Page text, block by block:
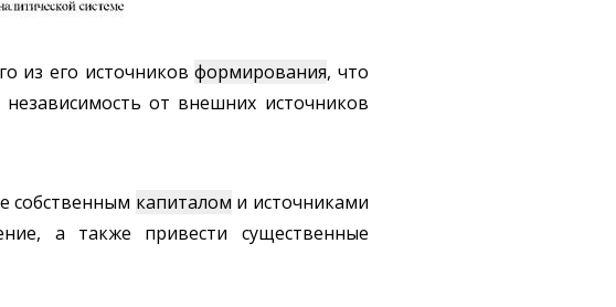
из его источниковформирования, что
от внешних источников
собственным капиталом и источниками
а также привести существенные